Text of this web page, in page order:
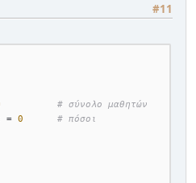
distance
best_throw,
για κάθε μαθητή ---
#11
# σύνολο μαθητών
= 0
# πόσοι